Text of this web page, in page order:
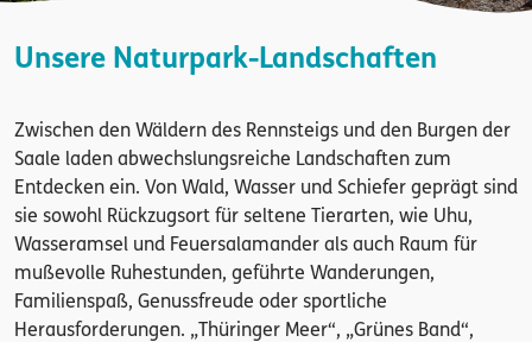
Unsere Naturpark-Landschaften
Zwischen den Wäldern des Rennsteigs und den Burgen der
Saale laden abwechslungsreiche Landschaften zum
Entdecken ein. Von Wald, Wasser und Schiefer geprägt sind
sie sowohl Rückzugsort für seltene Tierarten, wie Uhu,
Wasseramsel und Feuersalamander als auch Raum für
mußevolle Ruhestunden, geführte Wanderungen,
Familienspaß, Genussfreude oder sportliche
Herausforderungen. „Thüringer Meer“, „Grünes Band“,